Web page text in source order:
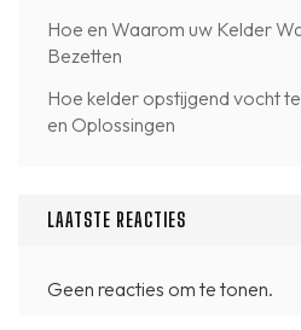
Hoe en Waarom uw Kelder
Bezetten
Hoe kelder opstijgend vocht
en Oplossingen
LAATSTE REACTIES
Geen reacties om te tonen.